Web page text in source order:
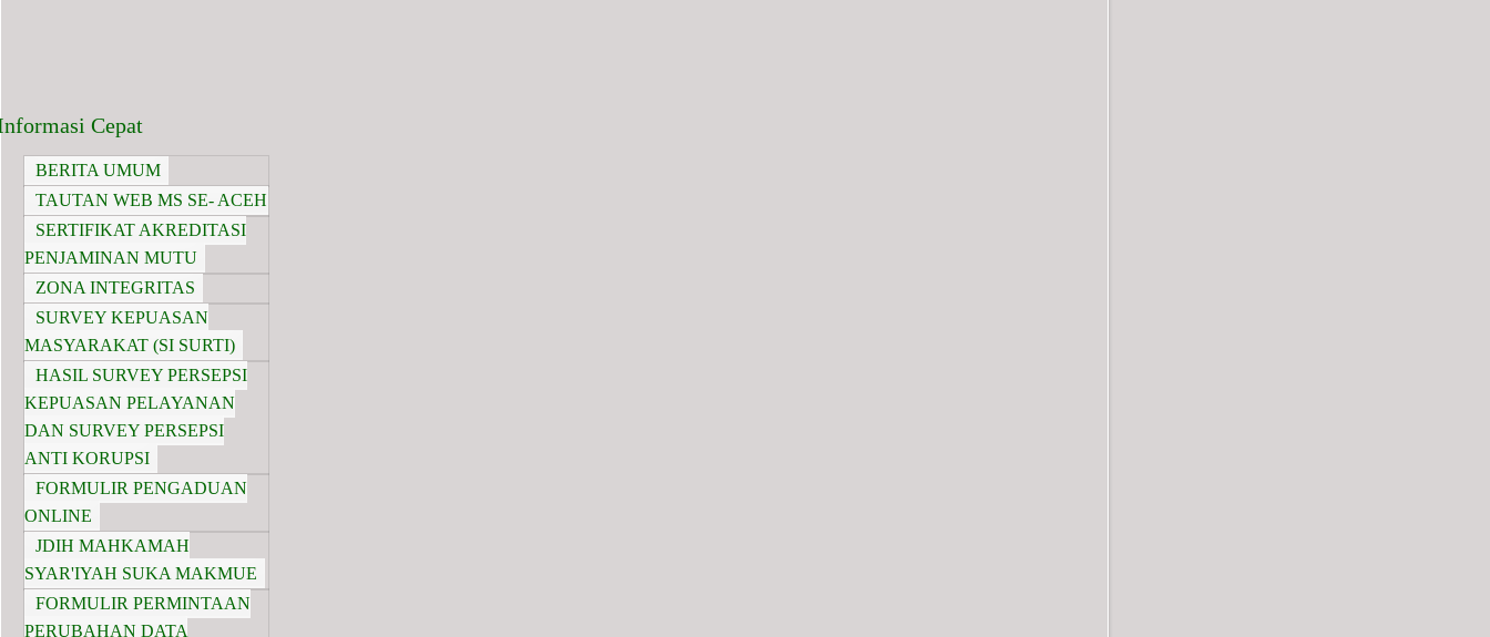
Cepat
BERITA UMUM
TAUTAN WEB MS SE- ACEH
SERTIFIKAT AKREDITASI
PENJAMINAN MUTU
ZONA INTEGRITAS
SURVEY KEPUASAN
MASYARAKAT (SI SURTI)
HASIL SURVEY PERSEPSI
KEPUASAN PELAYANAN
DAN SURVEY PERSEPSI
ANTI KORUPSI
FORMULIR PENGADUAN
ONLINE
JDIH MAHKAMAH
SYAR'IYAH SUKA MAKMUE
FORMULIR PERMINTAAN
PERUBAHAN DATA